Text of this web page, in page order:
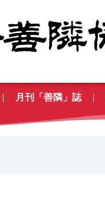
月刊「善隣」誌